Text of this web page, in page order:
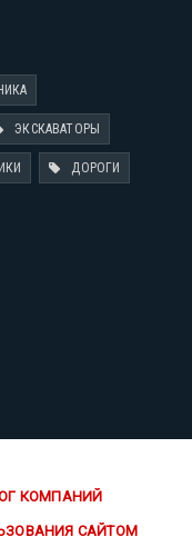
ЭКСКАВАТОРЫ
ДОРОГИ
КОМПАНИЙ
САЙТОМ